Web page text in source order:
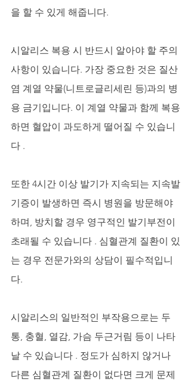
을 할 수 있게 해줍니다.
시알리스 복용 시 반드시 알아야 할 주의
사항이 있습니다. 가장 중요한 것은 질산
염 계열 약물(니트로글리세린 등)과의 병
용 금기입니다. 이 계열 약물과 함께 복용
하면 혈압이 과도하게 떨어질 수 있습니
다 .
또한 4시간 이상 발기가 지속되는 지속발
기증이 발생하면 즉시 병원을 방문해야
하며, 방치할 경우 영구적인 발기부전이
초래될 수 있습니다 . 심혈관계 질환이 있
는 경우 전문가와의 상담이 필수적입니
다.
시알리스의 일반적인 부작용으로는 두
통, 충혈, 열감, 가슴 두근거림 등이 나타
날 수 있습니다 . 정도가 심하지 않거나
다른 심혈관계 질환이 없다면 크게 문제